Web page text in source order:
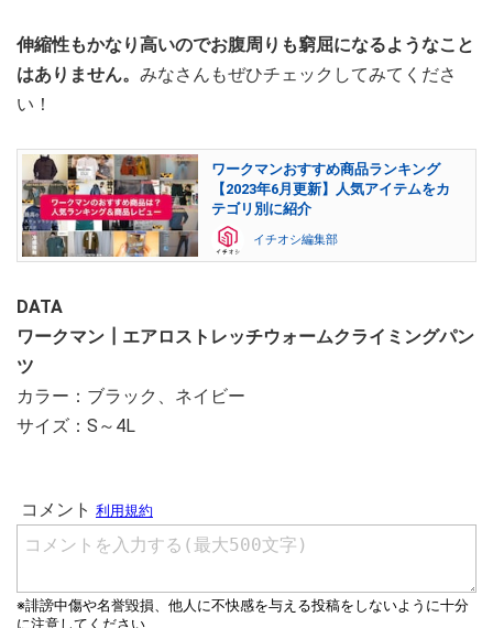
伸縮性もかなり高いのでお腹周りも窮屈になるようなこと
はありません。 みなさんもぜひチェックしてみてくださ
い！
ワークマンおすすめ商品ランキング
【2023年6月更新】人気アイテムをカ
テゴリ別に紹介
イチオシ編集部
DATA
ワークマン┃エアロストレッチウォームクライミングパン
ツ
カラー：ブラック、ネイビー
サイズ：S～4L